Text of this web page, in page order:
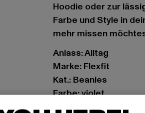
Hoodie oder zur
Farbe und Style in
mehr missen
Anlass: Alltag
Marke: Flexfit
Kat.: Beanies
Farbe: violet
Hersteller Farbe: